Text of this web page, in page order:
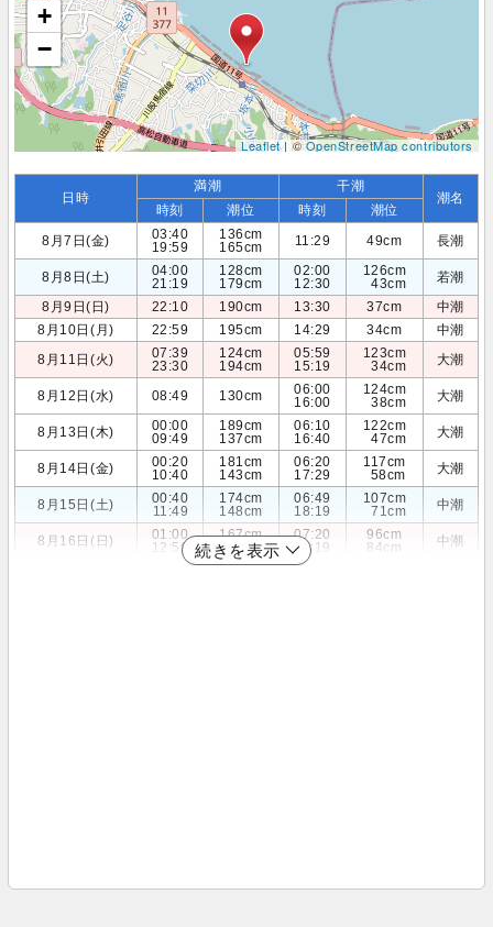
+
−
Leaflet| ©OpenStreetMap contributors
日時
満潮 干潮
潮名
時刻 潮位 時刻
潮位
8月7日(金)
03:40
19:59
136cm
165cm
11:29 49cm 長潮
8月8日(土)
04:00
21:19
128cm
179cm
02:00
12:30
126cm
43cm
若潮
8月9日(日)
22:10 190cm 13:30 37cm
中潮
8月10日(月)
22:59 195cm 14:29 34cm
中潮
8月11日(火)
07:39
23:30
124cm
194cm
05:59
15:19
123cm
34cm
大潮
8月12日(水) 08:49 130cm
06:00
16:00
124cm
38cm
大潮
8月13日(木)
00:00
09:49
189cm
137cm
06:10
16:40
122cm
47cm
大潮
8月14日(金)
00:20
10:40
181cm
143cm
06:20
17:29
117cm
58cm
大潮
8月15日(土)
00:40
11:49
174cm
148cm
06:49
18:19
107cm
71cm
中潮
8月16日(日)
01:00
12:59
167cm
151cm
07:20
19:19
96cm
84cm
中潮
続きを表示